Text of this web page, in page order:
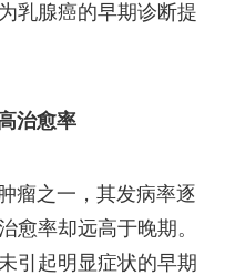
乳腺癌的早期诊断提
治愈率
瘤之一，其发病率逐
愈率却远高于晚期。
引起明显症状的早期